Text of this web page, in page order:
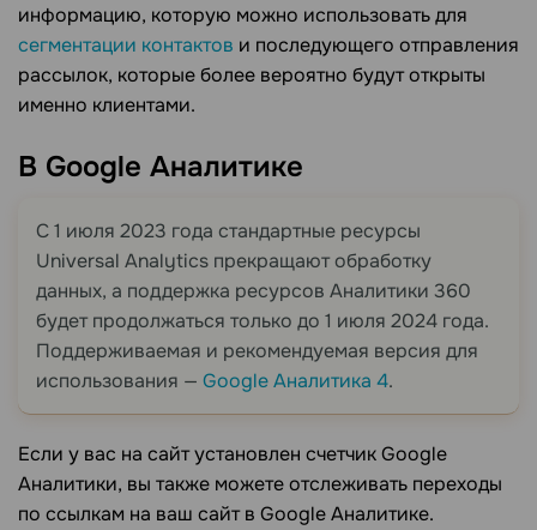
информацию, которую можно использовать для
сегментации контактов и последующего отправления
рассылок, которые более вероятно будут открыты
именно клиентами.
В Google Аналитике
С 1 июля 2023 года стандартные ресурсы
Universal Analytics прекращают обработку
данных, а поддержка ресурсов Аналитики 360
будет продолжаться только до 1 июля 2024 года.
Поддерживаемая и рекомендуемая версия для
использования — Google Аналитика 4.
Если у вас на сайт установлен счетчик Google
Аналитики, вы также можете отслеживать переходы
по ссылкам на ваш сайт в Google Аналитике.